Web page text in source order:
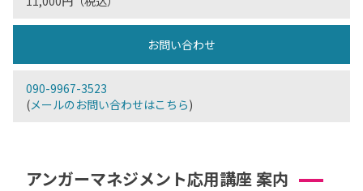
お問い合わせ
090-9967-3523
(メールのお問い合わせはこちら)
アンガーマネジメント応用講座 案内